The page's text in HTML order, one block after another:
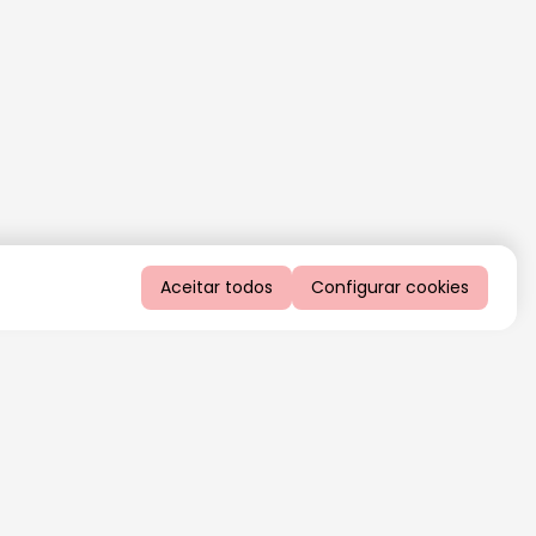
Aceitar todos Configurar cookies